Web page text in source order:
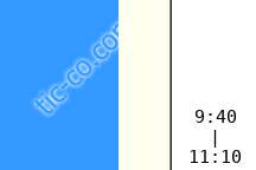
9:40
|
11:10